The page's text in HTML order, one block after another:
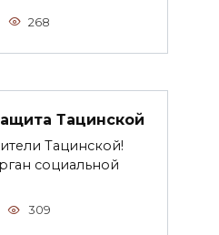
268
Тацинской
Тацинской!
социальной
309